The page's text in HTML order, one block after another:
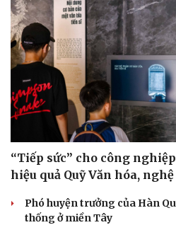
Dinh dưỡng - món ngon
Cây thuốc
Nhi khoa
Nam khoa
“Tiếp sức” cho công
hiệu quả Quỹ Văn hóa,
Phó huyện trưởng của Hàn
thống ở miền Tây